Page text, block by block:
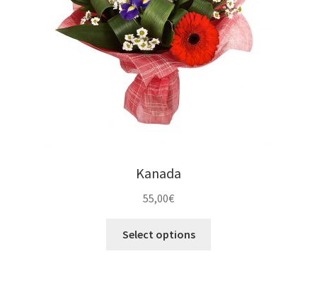
Kanada
55,00€
Select options